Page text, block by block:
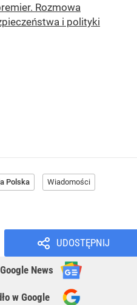
Rozmowa
i polityki
Polska Wiadomości
UDOSTĘPNIJ
Google News
w Google